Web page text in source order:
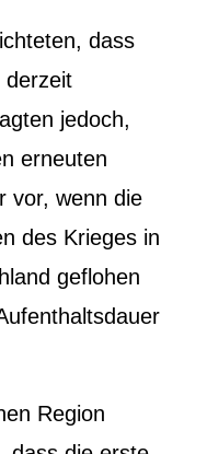
dass
derzeit
jedoch,
erneuten
vor, wenn die
des Krieges in
geflohen
Region